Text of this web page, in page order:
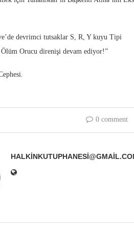
devrimci tutsaklar S, R, Y kuyu Tipi
Ölüm Orucu direnişi devam ediyor!”
0 comment